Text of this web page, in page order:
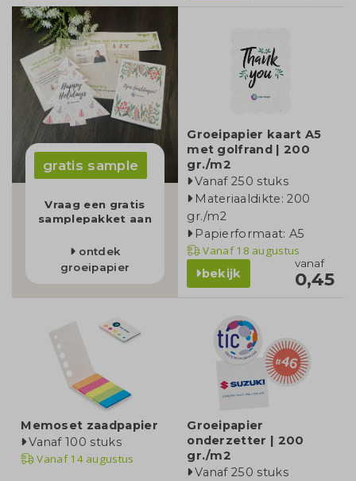
gratis sample
Vraag een gratis
samplepakket aan
ontdek
groeipapier
Groeipapier kaart A5
met golfrand | 200
gr./m2
Vanaf 250 stuks
Materiaaldikte: 200
gr./m2
Papierformaat: A5
Vanaf18 augustus
bekijk
vanaf
0,45
Memoset zaadpapier
Vanaf 100 stuks
Vanaf14 augustus
Groeipapier
onderzetter | 200
gr./m2
Vanaf 250 stuks